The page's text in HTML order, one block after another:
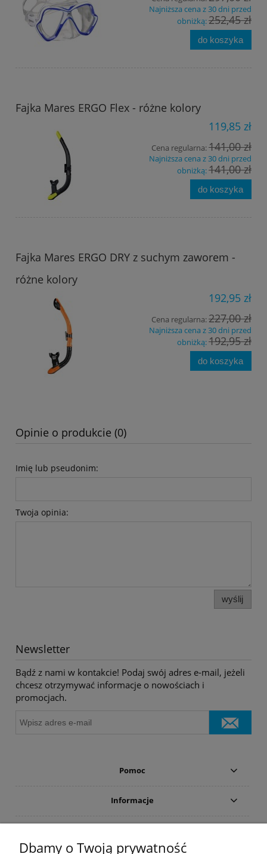
Najniższa cena z 30 dni przed
obniżką:252,45 zł
do koszyka
Fajka Mares ERGO Flex - różne kolory
119,85 zł
Cena regularna:141,00 zł
Najniższa cena z 30 dni przed
obniżką:141,00 zł
do koszyka
Fajka Mares ERGO DRY z suchym zaworem -
różne kolory
192,95 zł
Cena regularna:227,00 zł
Najniższa cena z 30 dni przed
obniżką:192,95 zł
do koszyka
Opinie o produkcie (0)
Imię lub pseudonim:
Twoja opinia:
wyślij
Newsletter
Bądź z nami w kontakcie! Podaj swój adres e-mail, jeżeli
chcesz otrzymywać informacje o nowościach i
promocjach.
Pomoc
Informacje
Dbamy o Twoją prywatność